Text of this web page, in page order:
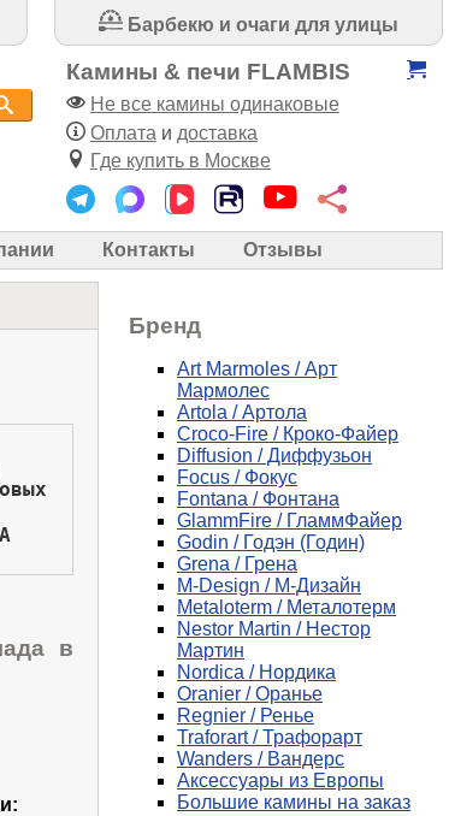
Барбекю и очаги для улицы
Камины & печи FLAMBIS
Не все камины одинаковые
Оплата и доставка
Где купить в Москве
Контакты Отзывы
в
Бренд
Art Marmoles / Арт
Мармолес
Artola / Артола
Croco-Fire / Кроко-Файер
Diffusion / Диффузьон
Focus / Фокус
Fontana / Фонтана
GlammFire / ГламмФайер
Godin / Годэн (Годин)
Grena / Грена
M-Design / М-Дизайн
Metaloterm / Металотерм
Nestor Martin / Нестор
Мартин
Nordica / Нордика
Oranier / Оранье
Regnier / Ренье
Traforart / Трафорарт
Wanders / Вандерс
Аксессуары из Европы
Большие камины на заказ